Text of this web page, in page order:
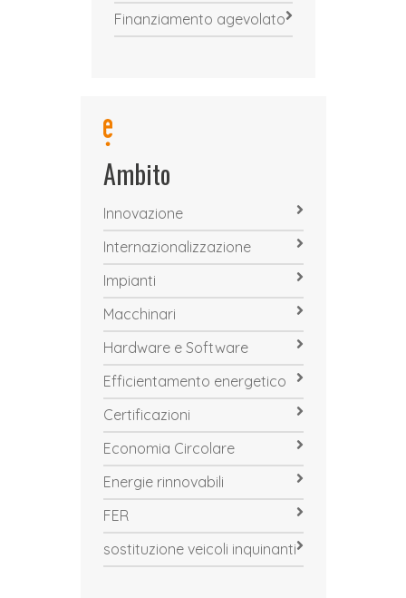
Finanziamento agevolato
Ambito
Innovazione
Internazionalizzazione
Impianti
Macchinari
Hardware e Software
Efficientamento energetico
Certificazioni
Economia Circolare
Energie rinnovabili
FER
sostituzione veicoli inquinanti